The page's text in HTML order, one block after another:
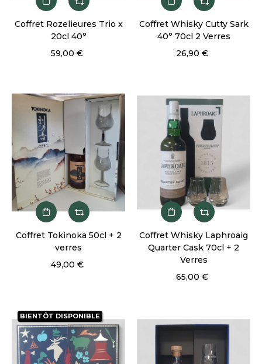
Coffret Rozelieures Trio x
20cl 40°
59,00 €
Coffret Whisky Cutty Sark
40° 70cl 2 Verres
26,90 €
Coffret Tokinoka 50cl + 2
verres
49,00 €
Coffret Whisky Laphroaig
Quarter Cask 70cl + 2
Verres
65,00 €
BIENTÔT DISPONIBLE